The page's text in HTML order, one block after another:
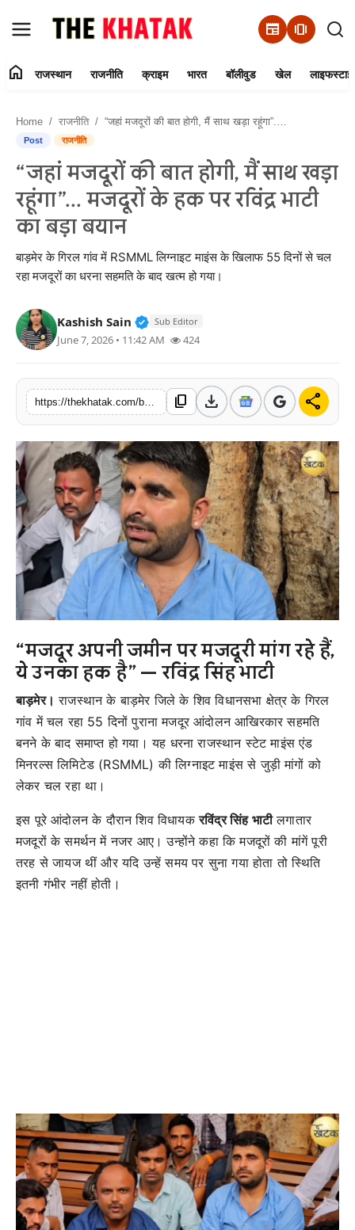
newspaper amp_stories
Contact Us
राजस्थान
राजनीति
क्राइम
बॉलीवुड
खेल
लाइफस्टाइल
अंतर्राष्ट्रीय
home राजस्थान राजनीति क्राइम भारत बॉलीवुड खेल
Home राजनीति “जहां मजदूरों की बात होगी, मैं साथ खड़ा रहूंगा”... मजदूरों के हक पर रविंद्र भाटी का बड़ा बयान
Post राजनीति
“जहां मजदूरों की बात होगी, मैं साथ खड़ा
रहूंगा”... मजदूरों के हक पर रविंद्र भाटी
का बड़ा बयान
बाड़मेर के गिरल गांव में RSMML लिग्नाइट माइंस के खिलाफ 55 दिनों से चल
रहा मजदूरों का धरना सहमति के बाद खत्म हो गया।
Kashish Sain Verified Public Figure • 11 Jun,
Sub Editor
June 7, 2026 • 11:42 AM 424
content_copy download share
“मजदूर अपनी जमीन पर मजदूरी मांग रहे हैं,
ये उनका हक है” — रविंद्र सिंह भाटी
बाड़मेर। राजस्थान के बाड़मेर जिले के शिव विधानसभा क्षेत्र के गिरल
गांव में चल रहा 55 दिनों पुराना मजदूर आंदोलन आखिरकार सहमति
बनने के बाद समाप्त हो गया। यह धरना राजस्थान स्टेट माइंस एंड
मिनरल्स लिमिटेड (RSMML) की लिग्नाइट माइंस से जुड़ी मांगों को
लेकर चल रहा था।
इस पूरे आंदोलन के दौरान शिव विधायकरविंद्र सिंह भाटीलगातार
मजदूरों के समर्थन में नजर आए। उन्होंने कहा कि मजदूरों की मांगें पूरी
तरह से जायज थीं और यदि उन्हें समय पर सुना गया होता तो स्थिति
इतनी गंभीर नहीं होती।